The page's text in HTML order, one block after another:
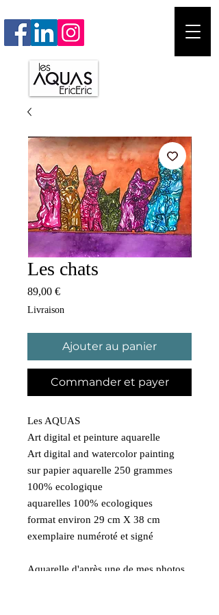
Les chats
89,00 €Prix
Livraison
Ajouter au panier
Commander et payer
Les AQUAS
Art digital et peinture aquarelle
Art digital and watercolor painting
sur papier aquarelle 250 grammes
100% ecologique
aquarelles 100% ecologiques
format environ 29 cm X 38 cm
exemplaire numéroté et signé
Aquarelle d'après une de mes photos